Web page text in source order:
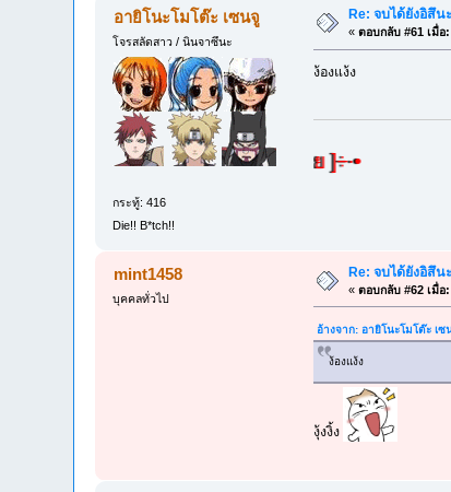
อายิโนะโมโต๊ะ เซนจู
โจรสลัดสาว / นินจาซึนะ
กระทู้: 416
Die!! B*tch!!
Re: จบได้ยังอิสึนะ
«ตอบกลับ #61 เมื่อ:
ง้องแง้ง
mint1458
บุคคลทั่วไป
Re: จบได้ยังอิสึนะ
«ตอบกลับ #62 เมื่อ:
อ้างจาก: อายิโนะโมโต๊ะ เ
ง้องแง้ง
งุ้งงิ้ง